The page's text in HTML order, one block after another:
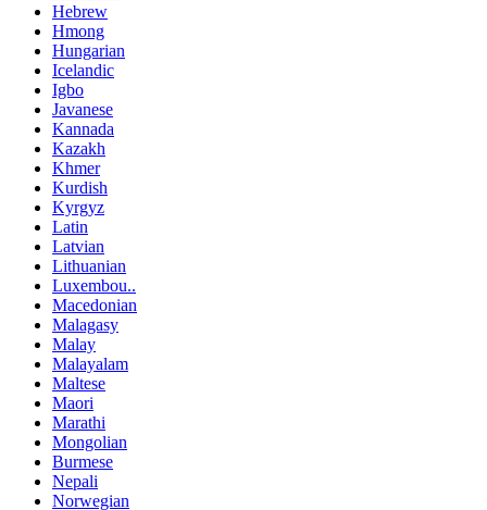
Hebrew
Hmong
Hungarian
Icelandic
Igbo
Javanese
Kannada
Kazakh
Khmer
Kurdish
Kyrgyz
Latin
Latvian
Lithuanian
Luxembou..
Macedonian
Malagasy
Malay
Malayalam
Maltese
Maori
Marathi
Mongolian
Burmese
Nepali
Norwegian